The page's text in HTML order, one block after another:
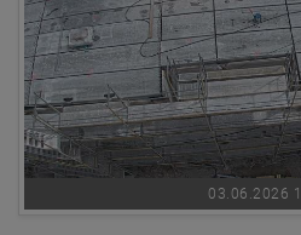
03.06.2026